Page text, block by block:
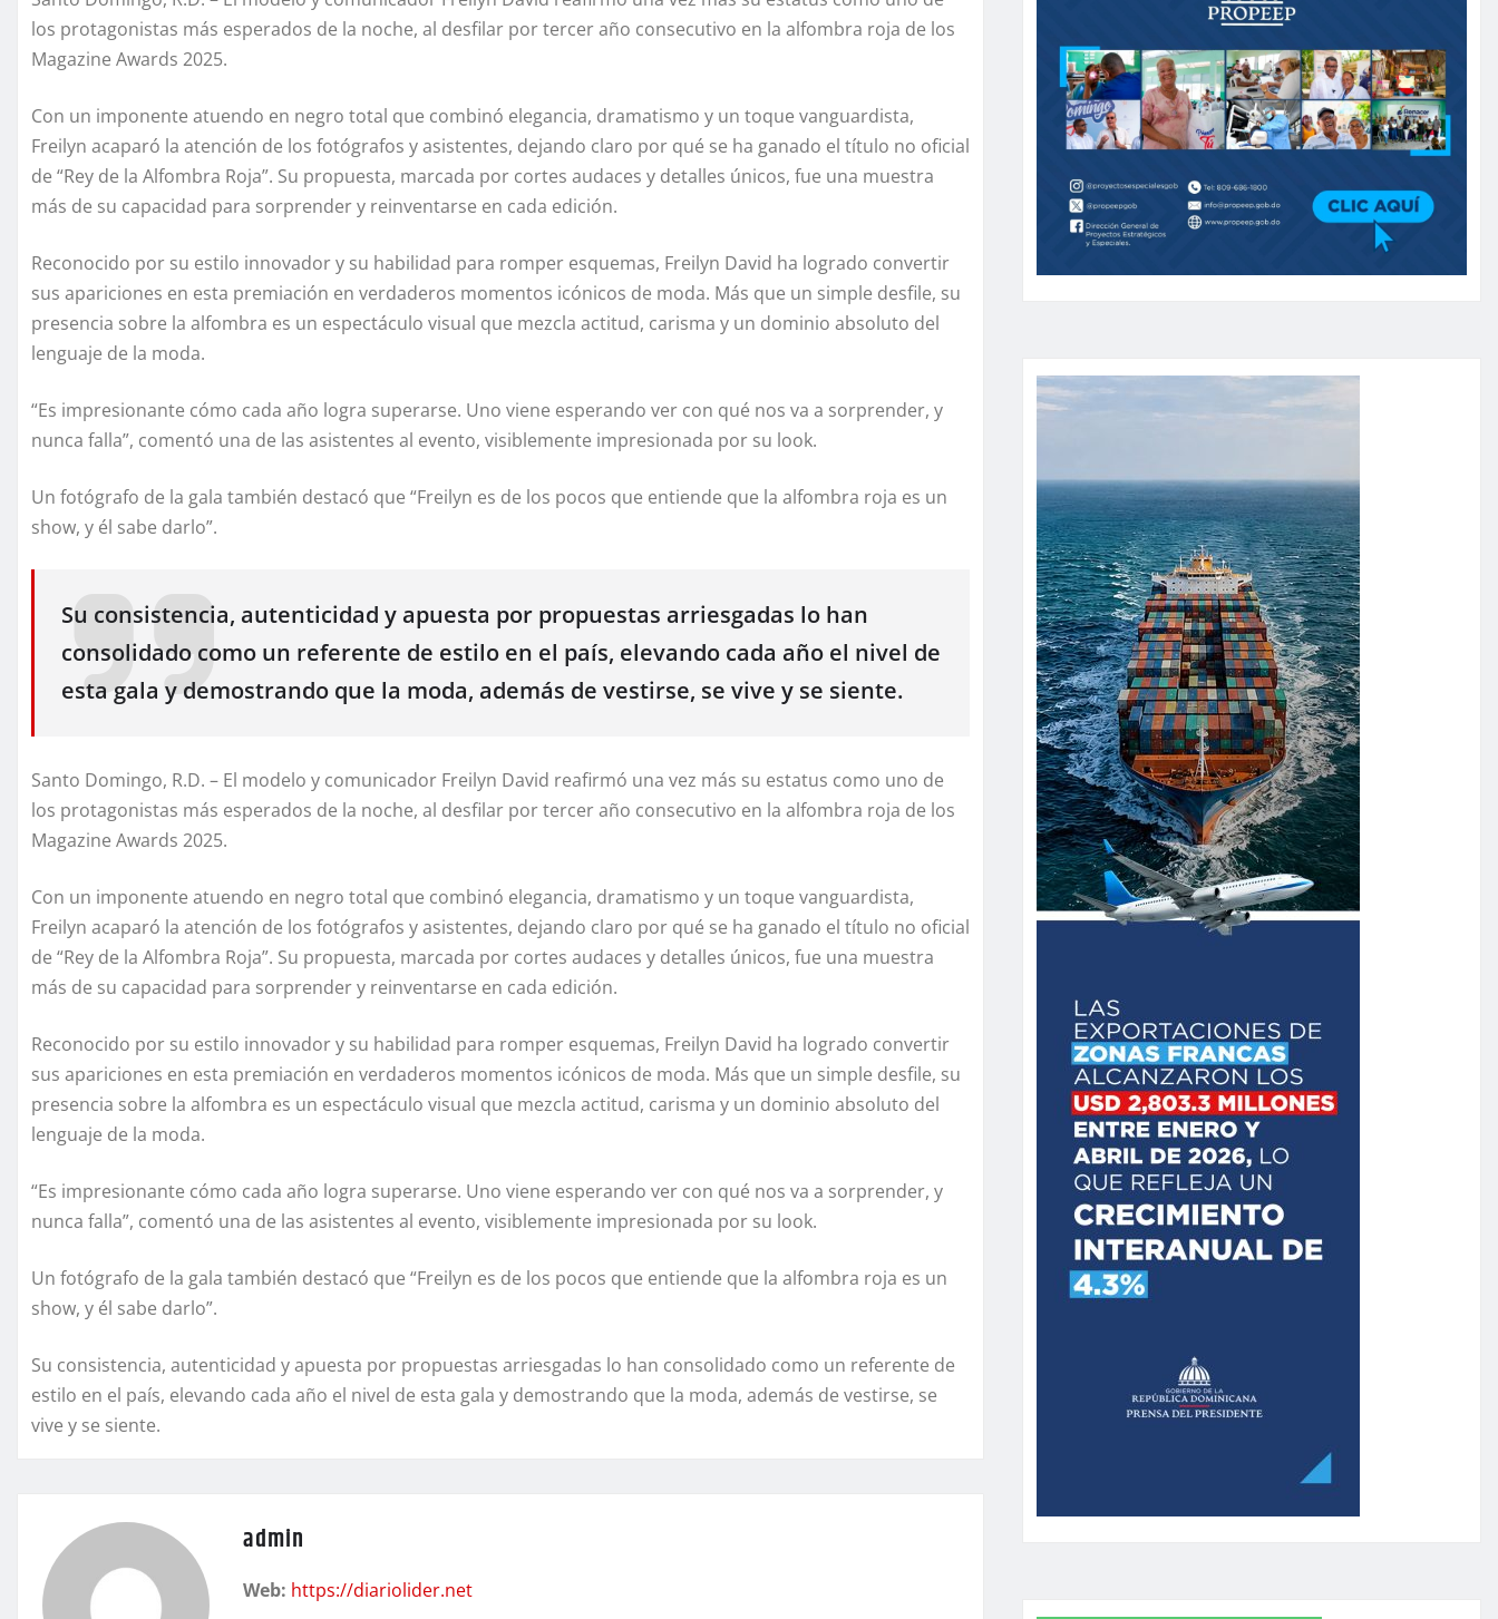
los protagonistas más esperados de la noche, al desfilar por tercer año consecutivo en la alfombra roja de los
Magazine Awards 2025.
Con un imponente atuendo en negro total que combinó elegancia, dramatismo y un toque vanguardista,
Freilyn acaparó la atención de los fotógrafos y asistentes, dejando claro por qué se ha ganado el título no oficial
de “Rey de la Alfombra Roja”. Su propuesta, marcada por cortes audaces y detalles únicos, fue una muestra
más de su capacidad para sorprender y reinventarse en cada edición.
Reconocido por su estilo innovador y su habilidad para romper esquemas, Freilyn David ha logrado convertir
sus apariciones en esta premiación en verdaderos momentos icónicos de moda. Más que un simple desfile, su
presencia sobre la alfombra es un espectáculo visual que mezcla actitud, carisma y un dominio absoluto del
lenguaje de la moda.
“Es impresionante cómo cada año logra superarse. Uno viene esperando ver con qué nos va a sorprender, y
nunca falla”, comentó una de las asistentes al evento, visiblemente impresionada por su look.
Un fotógrafo de la gala también destacó que “Freilyn es de los pocos que entiende que la alfombra roja es un
show, y él sabe darlo”.
Su consistencia, autenticidad y apuesta por propuestas arriesgadas lo han
consolidado como un referente de estilo en el país, elevando cada año el nivel de
esta gala y demostrando que la moda, además de vestirse, se vive y se siente.
Santo Domingo, R.D. – El modelo y comunicador Freilyn David reafirmó una vez más su estatus como uno de
los protagonistas más esperados de la noche, al desfilar por tercer año consecutivo en la alfombra roja de los
Magazine Awards 2025.
Con un imponente atuendo en negro total que combinó elegancia, dramatismo y un toque vanguardista,
Freilyn acaparó la atención de los fotógrafos y asistentes, dejando claro por qué se ha ganado el título no oficial
de “Rey de la Alfombra Roja”. Su propuesta, marcada por cortes audaces y detalles únicos, fue una muestra
más de su capacidad para sorprender y reinventarse en cada edición.
Reconocido por su estilo innovador y su habilidad para romper esquemas, Freilyn David ha logrado convertir
sus apariciones en esta premiación en verdaderos momentos icónicos de moda. Más que un simple desfile, su
presencia sobre la alfombra es un espectáculo visual que mezcla actitud, carisma y un dominio absoluto del
lenguaje de la moda.
“Es impresionante cómo cada año logra superarse. Uno viene esperando ver con qué nos va a sorprender, y
nunca falla”, comentó una de las asistentes al evento, visiblemente impresionada por su look.
Un fotógrafo de la gala también destacó que “Freilyn es de los pocos que entiende que la alfombra roja es un
show, y él sabe darlo”.
Su consistencia, autenticidad y apuesta por propuestas arriesgadas lo han consolidado como un referente de
estilo en el país, elevando cada año el nivel de esta gala y demostrando que la moda, además de vestirse, se
vive y se siente.
admin
Web: https://diariolider.net